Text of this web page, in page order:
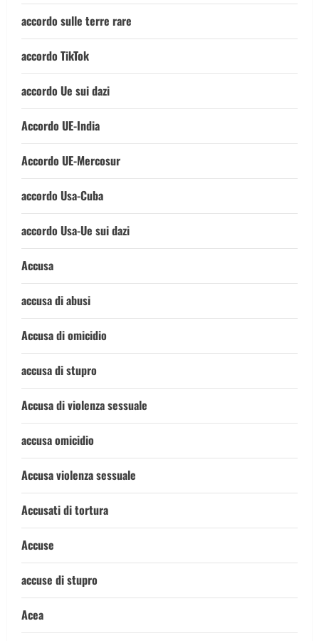
accordo sulle terre rare
accordo TikTok
accordo Ue sui dazi
Accordo UE-India
Accordo UE-Mercosur
accordo Usa-Cuba
accordo Usa-Ue sui dazi
Accusa
accusa di abusi
Accusa di omicidio
accusa di stupro
Accusa di violenza sessuale
accusa omicidio
Accusa violenza sessuale
Accusati di tortura
Accuse
accuse di stupro
Acea